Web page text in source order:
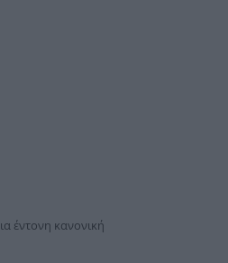
έντονη κανονική